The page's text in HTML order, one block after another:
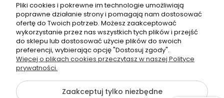
Dane kontaktowe
603377506
sklep@komfort-biuro.pl
Nasz Facebook
Pliki cookies i pokrewne im technologie umożliwiają
poprawne działanie strony i pomagają nam dostosować
ofertę do Twoich potrzeb. Możesz zaakceptować
wykorzystanie przez nas wszystkich tych plików i przejść
do sklepu lub dostosować użycie plików do swoich
preferencji, wybierając opcję "Dostosuj zgody".
Więcej o plikach cookies przeczytasz w naszej Polityce
prywatności.
Zaakceptuj tylko niezbędne